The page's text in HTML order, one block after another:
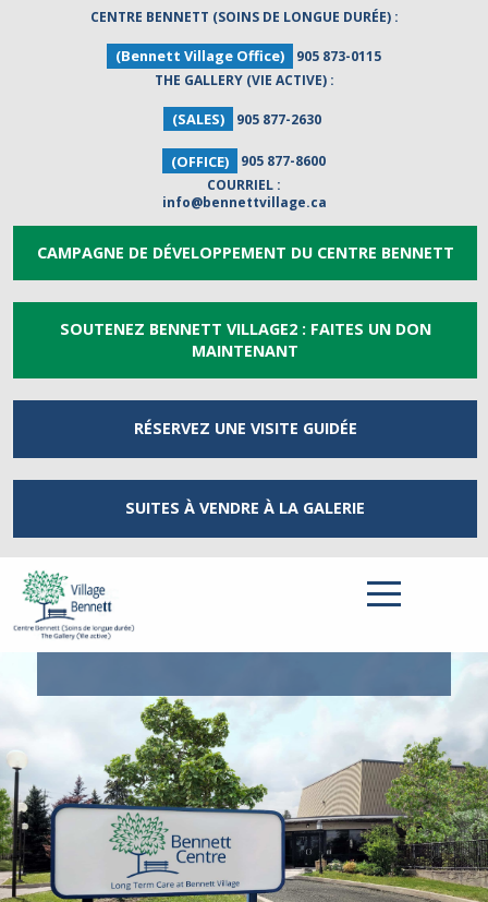
CENTRE BENNETT (SOINS DE LONGUE DURÉE) :
(Bennett Village Office)
905 873-0115
THE GALLERY (VIE ACTIVE) :
(SALES) 905 877-2630
(OFFICE)
905 877-8600
COURRIEL :
info@bennettvillage.ca
CAMPAGNE DE DÉVELOPPEMENT DU CENTRE BENNETT
SOUTENEZ BENNETT VILLAGE2 : FAITES UN DON
MAINTENANT
RÉSERVEZ UNE VISITE GUIDÉE
SUITES À VENDRE À LA GALERIE